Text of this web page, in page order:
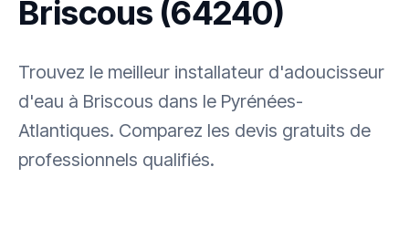
Briscous (64240)
Trouvez le meilleur installateur d'adoucisseur
d'eau à Briscous dans le Pyrénées-
Atlantiques. Comparez les devis gratuits de
professionnels qualifiés.